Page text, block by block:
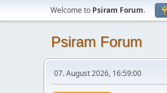
Welcome to Psiram Forum.
Psiram Forum
07. August 2026, 16:59:00